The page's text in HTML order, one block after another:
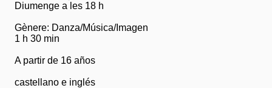
Diumenge a les 18 h
Gènere: Danza/Música/Imagen
1 h 30 min
A partir de 16 años
castellano e inglés